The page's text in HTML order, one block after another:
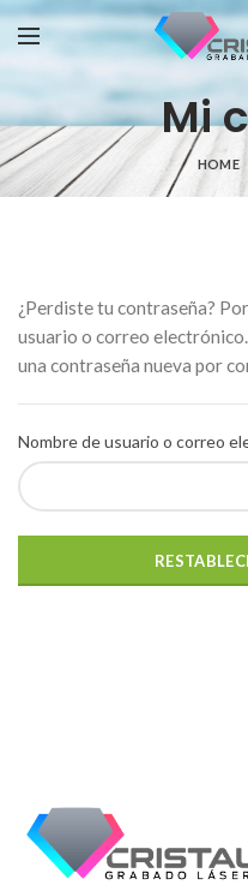
Mi
HOME
¿Perdiste tu contraseña?
usuario o correo
una contraseña nueva por
Nombre de usuario o correo